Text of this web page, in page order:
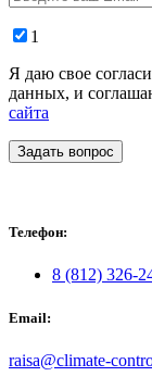
1
Я даю свое
данных, и
сайта
Задать вопрос
Телефон:
8 (812) 326-
Email:
raisa@climate-